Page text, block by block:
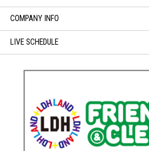
COMPANY INFO
LIVE SCHEDULE